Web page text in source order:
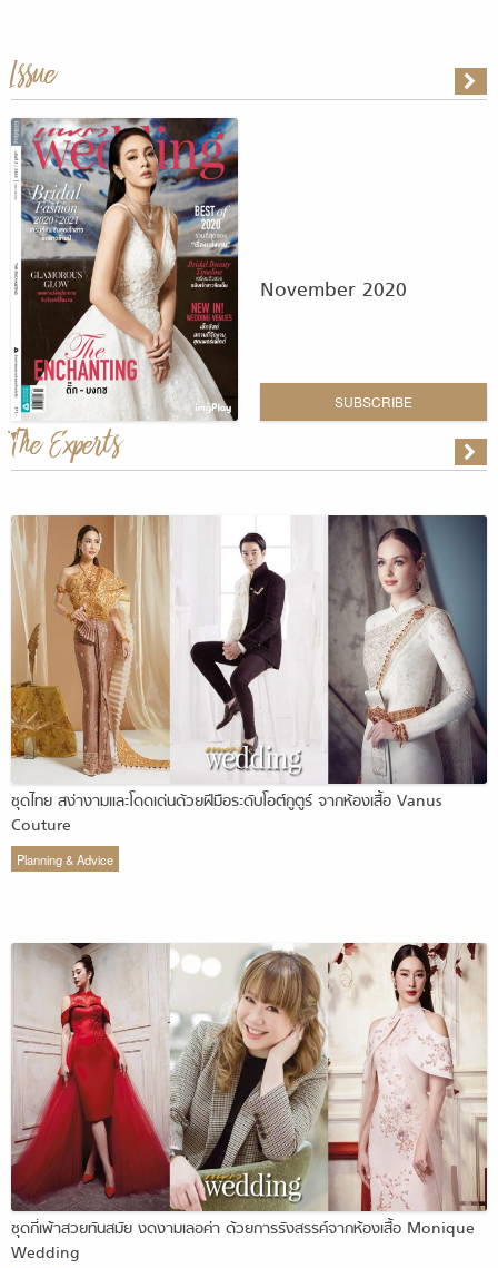
Issue
November 2020
SUBSCRIBE
The Experts
ชุดไทย สง่างามและโดดเด่นด้วยฝีมือระดับโอต์กูตูร์ จากห้องเสื้อ Vanus
Couture
Planning & Advice
ชุดกี่เพ้าสวยทันสมัย งดงามเลอค่า ด้วยการรังสรรค์จากห้องเสื้อ Monique
Wedding